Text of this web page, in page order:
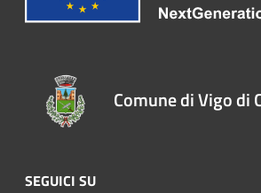
Comune di Vigo di
SEGUICI SU